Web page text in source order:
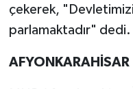
çekerek,
parlamaktadır" dedi.
AFYONKARAHİSAR